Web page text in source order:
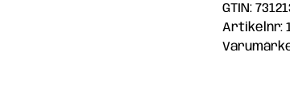
Dogman
Blå
S
GTIN:
Artikelnr: